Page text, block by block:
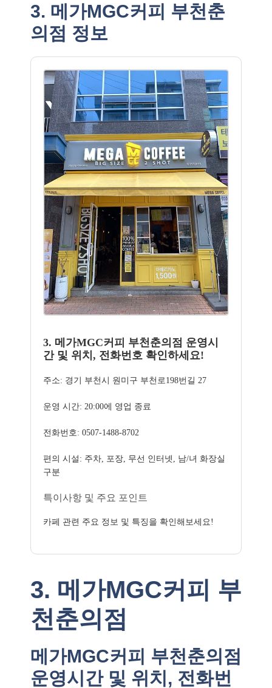
3. 메가MGC커피 부천춘
의점 정보
3. 메가MGC커피 부천춘의점 운영시
간 및 위치, 전화번호 확인하세요!
주소: 경기 부천시 원미구 부천로198번길 27
운영 시간: 20:00에 영업 종료
전화번호: 0507-1488-8702
편의 시설: 주차, 포장, 무선 인터넷, 남/녀 화장실
구분
특이사항 및 주요 포인트
카페 관련 주요 정보 및 특징을 확인해보세요!
3. 메가MGC커피 부
천춘의점
메가MGC커피 부천춘의점
운영시간 및 위치, 전화번